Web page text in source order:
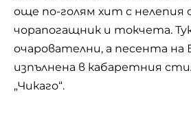
още по-голям хит с нелепия
чорапогащник и токчета.
очарователни, а песента на
изпълнена в кабаретния
„Чикаго“.